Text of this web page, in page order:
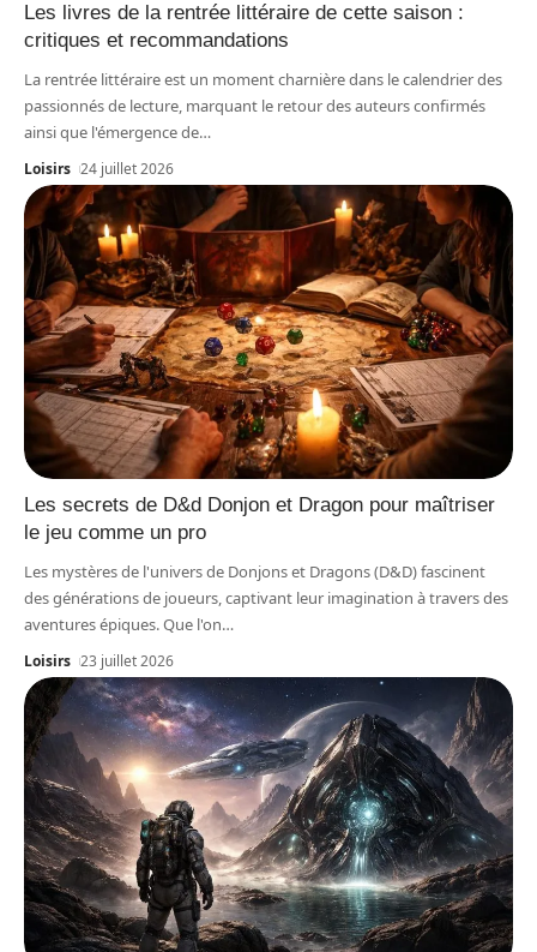
Les livres de la rentrée littéraire de cette saison :
critiques et recommandations
La rentrée littéraire est un moment charnière dans le calendrier des
passionnés de lecture, marquant le retour des auteurs confirmés
ainsi que l'émergence de…
Loisirs 24 juillet 2026
Les secrets de D&d Donjon et Dragon pour maîtriser
le jeu comme un pro
Les mystères de l'univers de Donjons et Dragons (D&D) fascinent
des générations de joueurs, captivant leur imagination à travers des
aventures épiques. Que l'on…
Loisirs 23 juillet 2026